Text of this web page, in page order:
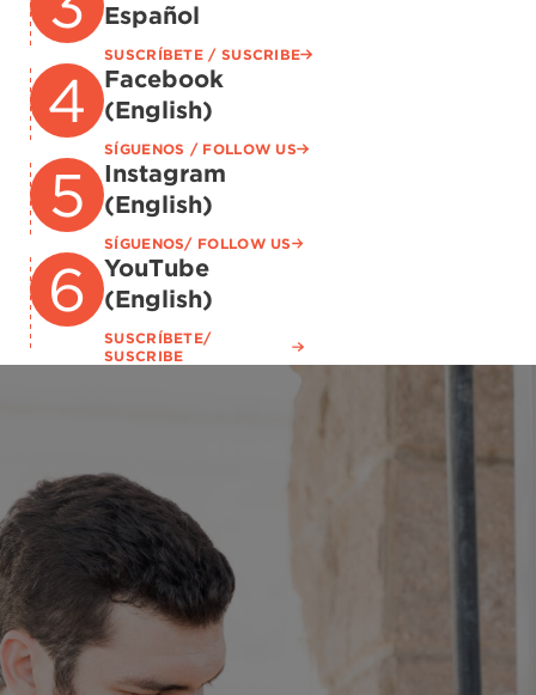
Español
SUSCRÍBETE / SUSCRIBE
Facebook
(English)
SÍGUENOS / FOLLOW US
Instagram
(English)
SÍGUENOS/ FOLLOW US
YouTube
(English)
SUSCRÍBETE/
SUSCRIBE